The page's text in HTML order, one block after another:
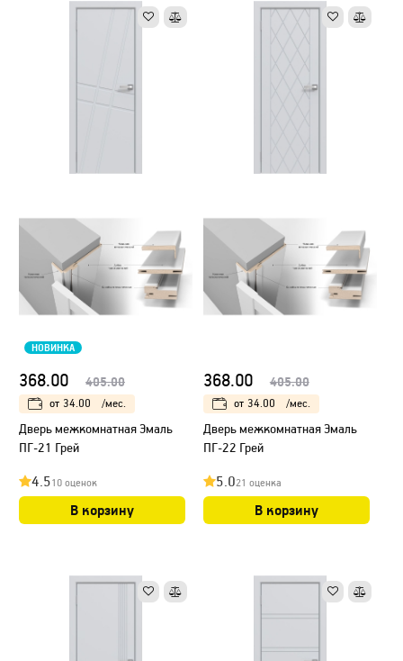
НОВИНКА
368.00 405.00
от 34.00 /мес.
Дверь межкомнатная Эмаль
ПГ-21 Грей
4.510 оценок
В корзину
368.00 405.00
от 34.00 /мес.
Дверь межкомнатная Эмаль
ПГ-22 Грей
5.021 оценка
В корзину